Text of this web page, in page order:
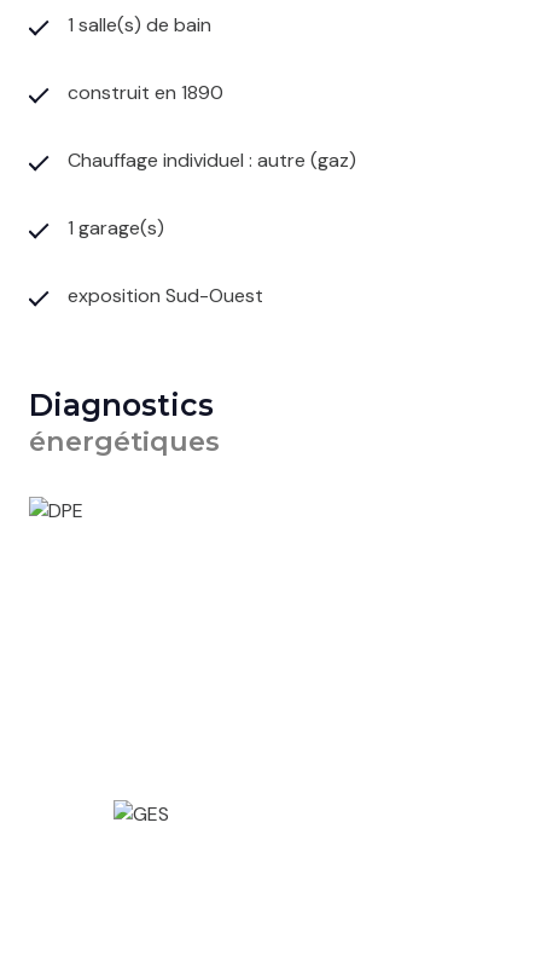
1 salle(s) de bain
construit en 1890
Chauffage individuel : autre (gaz)
1 garage(s)
exposition Sud-Ouest
Diagnostics
énergétiques